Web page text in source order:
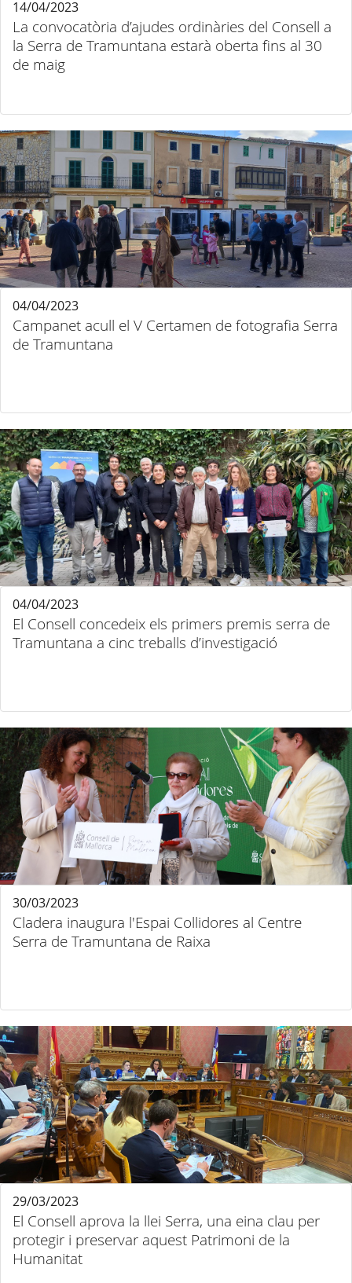
La convocatòria d’ajudes ordinàries del Consell a
la Serra de Tramuntana estarà oberta fins al 30
de maig
14/04/2023
Campanet acull el V Certamen de fotografia Serra
de Tramuntana
04/04/2023
El Consell concedeix els primers premis serra de
Tramuntana a cinc treballs d’investigació
04/04/2023
Cladera inaugura l'Espai Collidores al Centre
Serra de Tramuntana de Raixa
30/03/2023
El Consell aprova la llei Serra, una eina clau per
protegir i preservar aquest Patrimoni de la
Humanitat
29/03/2023